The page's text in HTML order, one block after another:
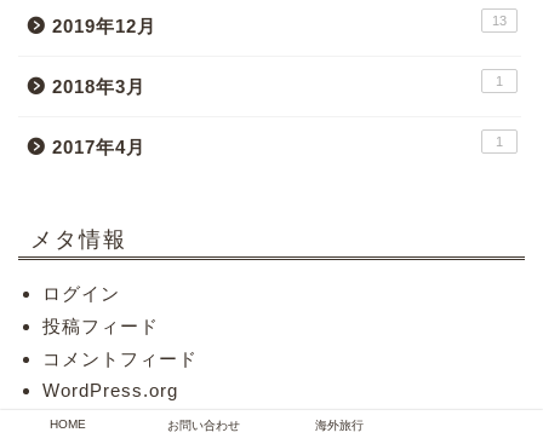
2019年12月 13
2018年3月 1
2017年4月 1
メタ情報
ログイン
投稿フィード
コメントフィード
WordPress.org
HOME お問い合わせ 海外旅行